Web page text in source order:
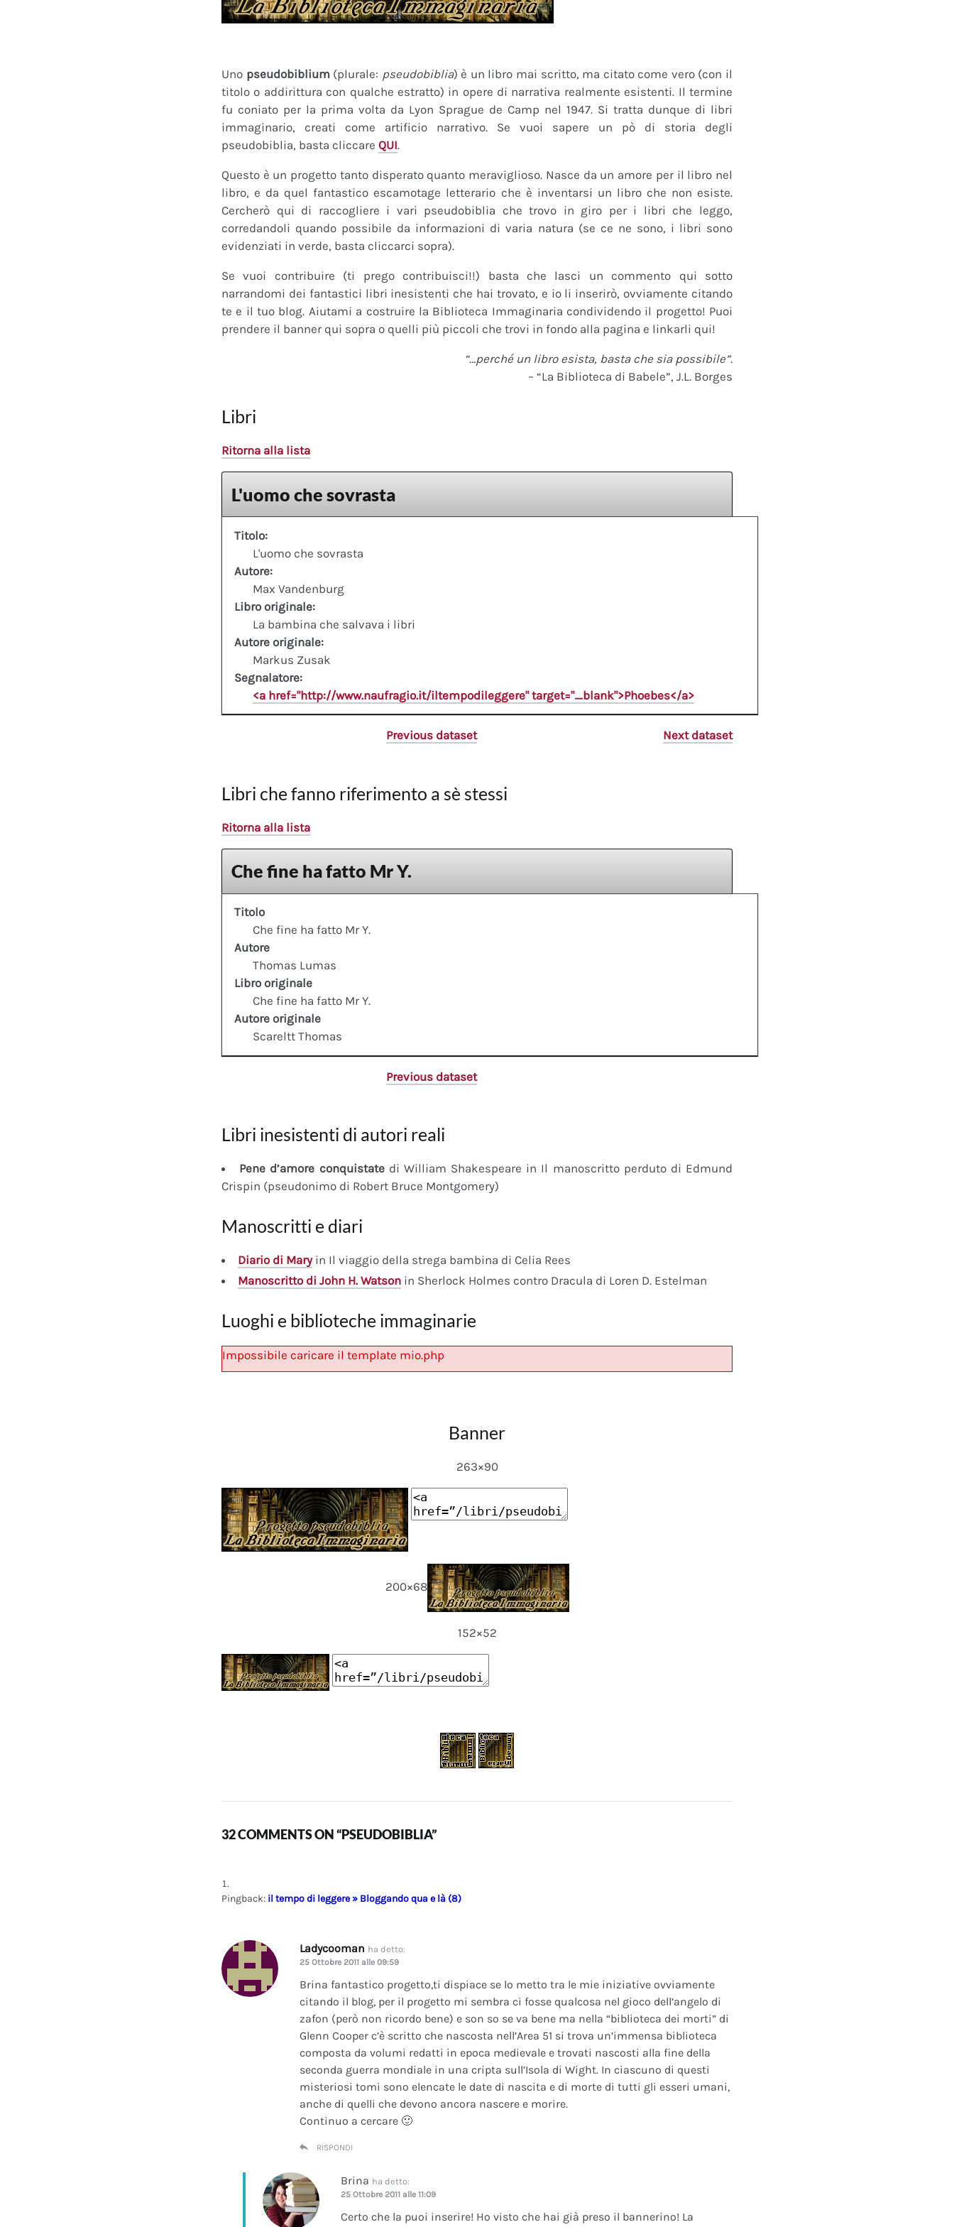
Uno pseudobiblium(plurale: pseudobiblia) è un libro mai scritto, ma citato come vero (con il
titolo o addirittura con qualche estratto) in opere di narrativa realmente esistenti. Il termine
fu coniato per la prima volta da Lyon Sprague de Camp nel 1947. Si tratta dunque di libri
immaginario, creati come artificio narrativo. Se vuoi sapere un pò di storia degli
pseudobiblia, basta cliccare QUI.
Questo è un progetto tanto disperato quanto meraviglioso. Nasce da un amore per il libro nel
libro, e da quel fantastico escamotage letterario che è inventarsi un libro che non esiste.
Cercherò qui di raccogliere i vari pseudobiblia che trovo in giro per i libri che leggo,
corredandoli quando possibile da informazioni di varia natura (se ce ne sono, i libri sono
evidenziati in verde, basta cliccarci sopra).
Se vuoi contribuire (ti prego contribuisci!!) basta che lasci un commento qui sotto
narrandomi dei fantastici libri inesistenti che hai trovato, e io li inserirò, ovviamente citando
te e il tuo blog. Aiutami a costruire la Biblioteca Immaginaria condividendo il progetto! Puoi
prendere il banner qui sopra o quelli più piccoli che trovi in fondo alla pagina e linkarli qui!
“…perché un libro esista, basta che sia possibile”.
– “La Biblioteca di Babele”, J.L. Borges
Libri
Ritorna alla lista
L'uomo che sovrasta
Titolo:
L'uomo che sovrasta
Autore:
Max Vandenburg
Libro originale:
La bambina che salvava i libri
Autore originale:
Markus Zusak
Segnalatore:
<a href="http://www.naufragio.it/iltempodileggere" target="_blank">Phoebes</a>
Previous dataset Next dataset
Libri che fanno riferimento a sè stessi
Ritorna alla lista
Che fine ha fatto Mr Y.
Titolo
Che fine ha fatto Mr Y.
Autore
Thomas Lumas
Libro originale
Che fine ha fatto Mr Y.
Autore originale
Scareltt Thomas
Previous dataset
Libri inesistenti di autori reali
Pene d’amore conquistatedi William Shakespeare in Il manoscritto perduto di Edmund
Crispin (pseudonimo di Robert Bruce Montgomery)
Manoscritti e diari
Diario di Maryin Il viaggio della strega bambina di Celia Rees
Manoscritto di John H. Watson in Sherlock Holmes contro Dracula di Loren D. Estelman
Luoghi e biblioteche immaginarie
Impossibile caricare il template mio.php
Banner
263×90
200×68
152×52
32 COMMENTS ON “PSEUDOBIBLIA”
Pingback: il tempo di leggere » Bloggando qua e là (8)
Ladycooman ha detto:
25 Ottobre 2011 alle 09:59
Brina fantastico progetto,ti dispiace se lo metto tra le mie iniziative ovviamente
citando il blog, per il progetto mi sembra ci fosse qualcosa nel gioco dell’angelo di
zafon (però non ricordo bene) e son so se va bene ma nella “biblioteca dei morti” di
Glenn Cooper c’è scritto che nascosta nell’Area 51 si trova un’immensa biblioteca
composta da volumi redatti in epoca medievale e trovati nascosti alla fine della
seconda guerra mondiale in una cripta sull’Isola di Wight. In ciascuno di questi
misteriosi tomi sono elencate le date di nascita e di morte di tutti gli esseri umani,
anche di quelli che devono ancora nascere e morire.
Continuo a cercare 🙂
RISPONDI
Brina ha detto:
25 Ottobre 2011 alle 11:09
Certo che la puoi inserire! Ho visto che hai già preso il bannerino! La